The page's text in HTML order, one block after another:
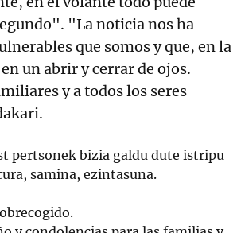
"La noticia nos ha
que somos y que, en la
un abrir y cerrar de ojos.
y a todos los seres
pertsonek bizia galdu dute istripu
samina, ezintasuna.